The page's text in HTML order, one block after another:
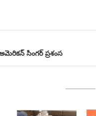
సింగర్ ప్రశంస